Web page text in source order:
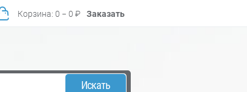
Корзина: 0 − 0 ₽ Заказать
Искать